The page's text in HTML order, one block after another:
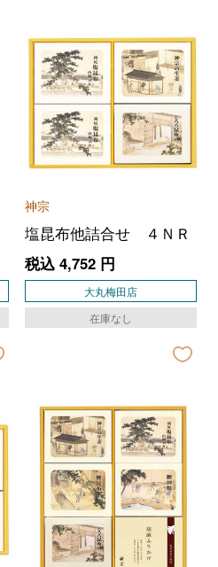
神宗
塩昆布他詰合せ ４ＮＲ
税込 4,752円
大丸梅田店
在庫なし